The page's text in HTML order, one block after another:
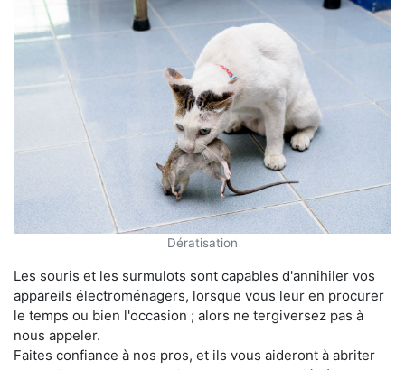
Dératisation
Les souris et les surmulots sont capables d'annihiler vos
appareils électroménagers, lorsque vous leur en procurer
le temps ou bien l'occasion ; alors ne tergiversez pas à
nous appeler.
Faites confiance à nos pros, et ils vous aideront à abriter